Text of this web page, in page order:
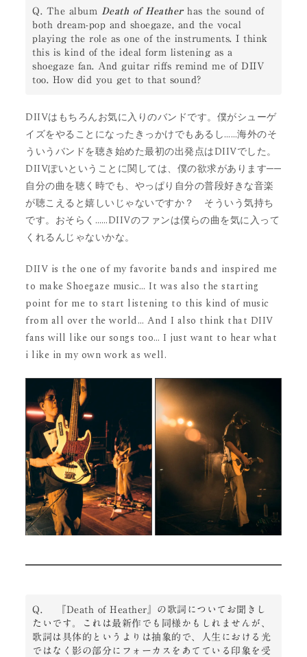
Q. The album Death of Heather has the sound of
both dream-pop and shoegaze, and the vocal
playing the role as one of the instruments. I think
this is kind of the ideal form listening as a
shoegaze fan. And guitar riffs remind me of DIIV
too. How did you get to that sound?
DIIVはもちろんお気に入りのバンドです。僕がシューゲ
イズをやることになったきっかけでもあるし……海外のそ
ういうバンドを聴き始めた最初の出発点はDIIVでした。
DIIVぽいということに関しては、僕の欲求があります──
自分の曲を聴く時でも、やっぱり自分の普段好きな音楽
が聴こえると嬉しいじゃないですか？ そういう気持ち
です。おそらく……DIIVのファンは僕らの曲を気に入って
くれるんじゃないかな。
DIIV is the one of my favorite bands and inspired me
to make Shoegaze music… It was also the starting
point for me to start listening to this kind of music
from all over the world… And I also think that DIIV
fans will like our songs too… I just want to hear what
i like in my own work as well.
Q. 　『Death of Heather』の歌詞についてお聞きし
たいです。これは最新作でも同様かもしれませんが、
歌詞は具体的というよりは抽象的で、人生における光
ではなく影の部分にフォーカスをあてている印象を受